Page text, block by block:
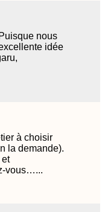
nous
idée
à choisir
la demande).
vous…...